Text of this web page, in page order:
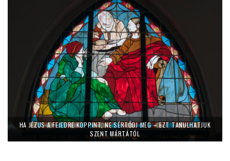
HA JÉZUS A FEJEDRE KOPPINT, NE SÉRTŐDJ MEG – EZT TANULHATJUK
SZENT MÁRTÁTÓL